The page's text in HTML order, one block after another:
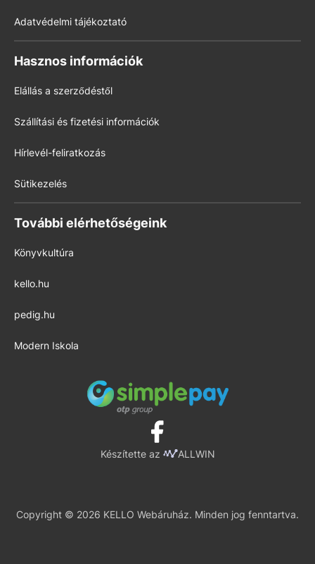
Adatvédelmi tájékoztató
Hasznos információk
Elállás a szerződéstől
Szállítási és fizetési információk
Hírlevél-feliratkozás
Sütikezelés
További elérhetőségeink
Könyvkultúra
kello.hu
pedig.hu
Modern Iskola
Készítette az ALLWIN
Copyright © 2026 KELLO Webáruház. Minden jog fenntartva.